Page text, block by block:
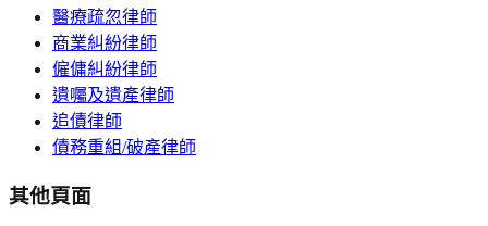
醫療疏忽律師
商業糾紛律師
僱傭糾紛律師
遺囑及遺產律師
追債律師
債務重組/破產律師
其他頁面